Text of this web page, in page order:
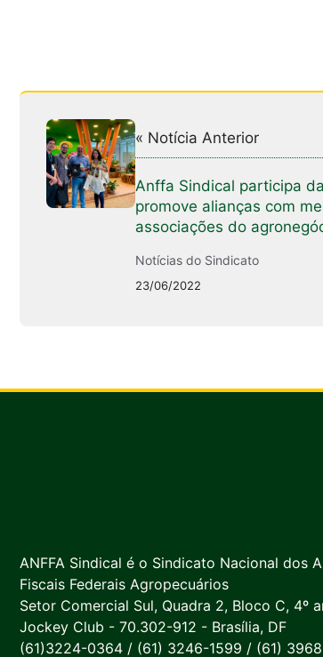
« Notícia Anterior
Anffa Sindical participa
promove alianças com
associações do
Notícias do Sindicato
23/06/2022
ANFFA Sindical é o Sindicato Nacional dos
Fiscais Federais Agropecuários
Setor Comercial Sul, Quadra 2, Bloco C, 4º
Jockey Club - 70.302-912 - Brasília, DF
(61)3224-0364 / (61) 3246-1599 / (61)